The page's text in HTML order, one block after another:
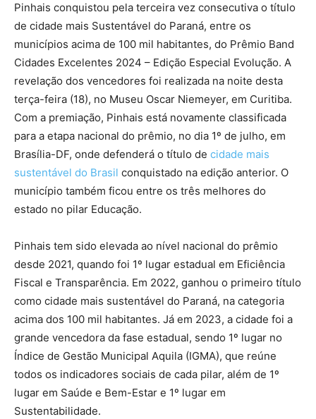
Pinhais conquistou pela terceira vez consecutiva o título
de cidade mais Sustentável do Paraná, entre os
municípios acima de 100 mil habitantes, do Prêmio Band
Cidades Excelentes 2024 – Edição Especial Evolução. A
revelação dos vencedores foi realizada na noite desta
terça-feira (18), no Museu Oscar Niemeyer, em Curitiba.
Com a premiação, Pinhais está novamente classificada
para a etapa nacional do prêmio, no dia 1º de julho, em
Brasília-DF, onde defenderá o título de cidade mais
sustentável do Brasil conquistado na edição anterior. O
município também ficou entre os três melhores do
estado no pilar Educação.
Pinhais tem sido elevada ao nível nacional do prêmio
desde 2021, quando foi 1º lugar estadual em Eficiência
Fiscal e Transparência. Em 2022, ganhou o primeiro título
como cidade mais sustentável do Paraná, na categoria
acima dos 100 mil habitantes. Já em 2023, a cidade foi a
grande vencedora da fase estadual, sendo 1º lugar no
Índice de Gestão Municipal Aquila (IGMA), que reúne
todos os indicadores sociais de cada pilar, além de 1º
lugar em Saúde e Bem-Estar e 1º lugar em
Sustentabilidade.